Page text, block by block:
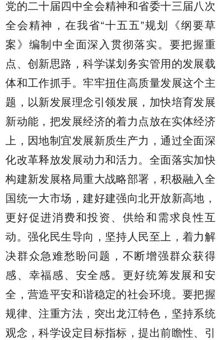
党的二十届四中全会精神和省委十三届八次
全会精神，在我省“十五五”规划《纲要草
案》编制中全面深入贯彻落实。要把握重
点、创新思路，科学谋划务实管用的发展载
体和工作抓手。牢牢扭住高质量发展这个主
题，以新发展理念引领发展，加快培育发展
新动能，把发展经济的着力点放在实体经济
上，因地制宜发展新质生产力，通过全面深
化改革释放发展动力和活力。全面落实加快
构建新发展格局重大战略部署，积极融入全
国统一大市场，建好建强向北开放新高地，
更好促进消费和投资、供给和需求良性互
动。强化民生导向，坚持人民至上，着力解
决群众急难愁盼问题，不断增强群众获得
感、幸福感、安全感。更好统筹发展和安
全，营造平安和谐稳定的社会环境。要把握
规律、注重方法，突出龙江特色，坚持系统
观念，科学设定目标指标，提出前瞻性、引